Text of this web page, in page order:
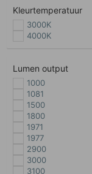
Kleurtemperatuur
3000K
4000K
Lumen output
1000
1081
1500
1800
1971
1977
2900
3000
3100